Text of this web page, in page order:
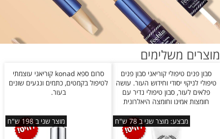
מוצרים משלימים
סבון פנים טיפולי קוריאני סבון פנים
טיפולי לניקוי יסודי וחידוש העור. עושה
פלאים לעור, סבון טיפולי נדיר עם
חומצות אמינו וחומצה היאלרונית
מבצע: מוצר שני ב 78 ש"ח
סרום ספא konad קוריאני עוצמתי
לטיפול בקמטים, כתמים ונגעים שונים
בעור.
מוצר שני ב 198 ש"ח